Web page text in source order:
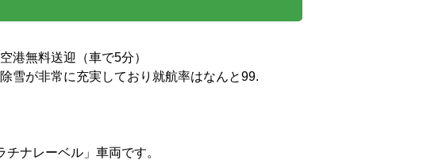
港無料送迎（車で5分）
雪が非常に充実しており就航率はなんと99.
ナレーベル」車両です。